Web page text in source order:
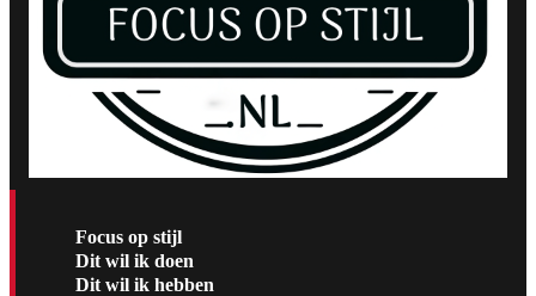
Focus op stijl
Dit wil ik doen
Dit wil ik hebben